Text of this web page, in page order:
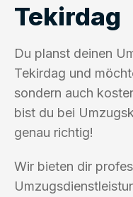
Tekirdag
Du planst deinen
Tekirdag und
sondern auch
bist du bei
genau richtig!
Wir bieten dir